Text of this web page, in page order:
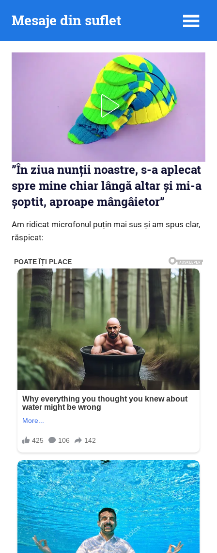
Mesaje din suflet
”În ziua nunții noastre, s-a aplecat
spre mine chiar lângă altar și mi-a
șoptit, aproape mângâietor”
Am ridicat microfonul puțin mai sus și am spus clar,
răspicat: